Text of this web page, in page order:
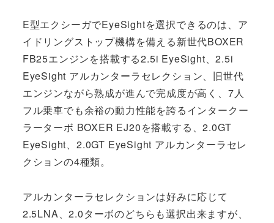
E型エクシーガでEyeSightを選択できるのは、ア
イドリングストップ機構を備える新世代BOXER
FB25エンジンを搭載する2.5i EyeSight、2.5i
EyeSight アルカンターラセレクション、旧世代
エンジンながら熟成が進んで完成度が高く、7人
フル乗車でも余裕の動力性能を誇るインタークー
ラーターボ BOXER EJ20を搭載する、2.0GT
EyeSight、2.0GT EyeSight アルカンターラセレ
クションの4種類。
アルカンターラセレクションは好みに応じて
2.5LNA、2.0ターボのどちらも選択出来ますが、